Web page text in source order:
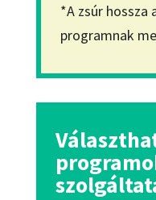
*A zsúr hossza
programnak